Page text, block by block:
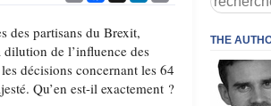
des partisans du Brexit,
de l’influence des
décisions concernant les 64
Qu’en est-il exactement ?
THE